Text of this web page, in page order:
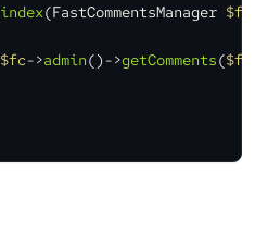
index(FastCommentsManager $fc
$fc->admin()->getComments($fc